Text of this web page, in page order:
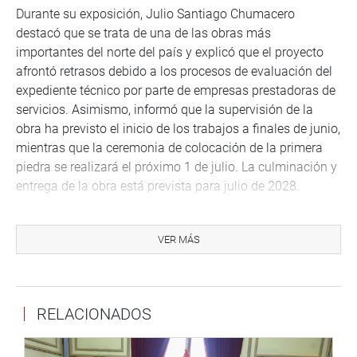
Durante su exposición, Julio Santiago Chumacero
destacó que se trata de una de las obras más
importantes del norte del país y explicó que el proyecto
afrontó retrasos debido a los procesos de evaluación del
expediente técnico por parte de empresas prestadoras de
servicios. Asimismo, informó que la supervisión de la
obra ha previsto el inicio de los trabajos a finales de junio,
mientras que la ceremonia de colocación de la primera
piedra se realizará el próximo 1 de julio. La culminación y
entrega de la obra está prevista para julio de 2028.
involucramiento de las empresas prestadoras de
servicios, porque si eso no mejora, no avanzaremos en
coordinador regional norte, resaltó el acompañamiento
proceso, desde la formulación y estructuración del
VER MÁS
RELACIONADOS